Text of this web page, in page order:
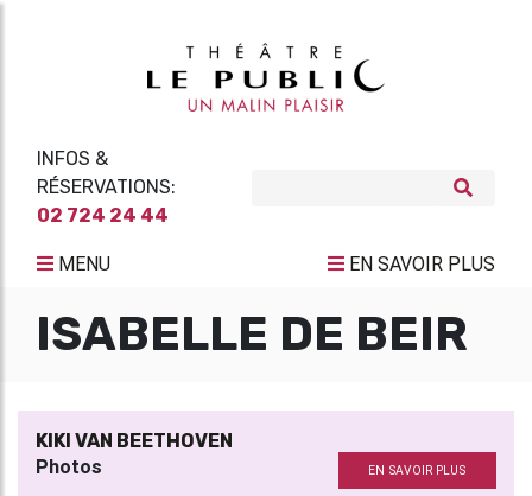
INFOS &
RÉSERVATIONS:
02 724 24 44
MENU EN SAVOIR PLUS
ISABELLE DE BEIR
KIKI VAN BEETHOVEN
Photos EN SAVOIR PLUS